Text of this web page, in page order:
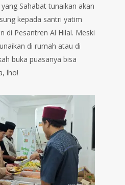
Sahabat tunaikan akan
kepada santri yatim
di Pesantren Al Hilal. Meski
di rumah atau di
buka puasanya bisa
lho!